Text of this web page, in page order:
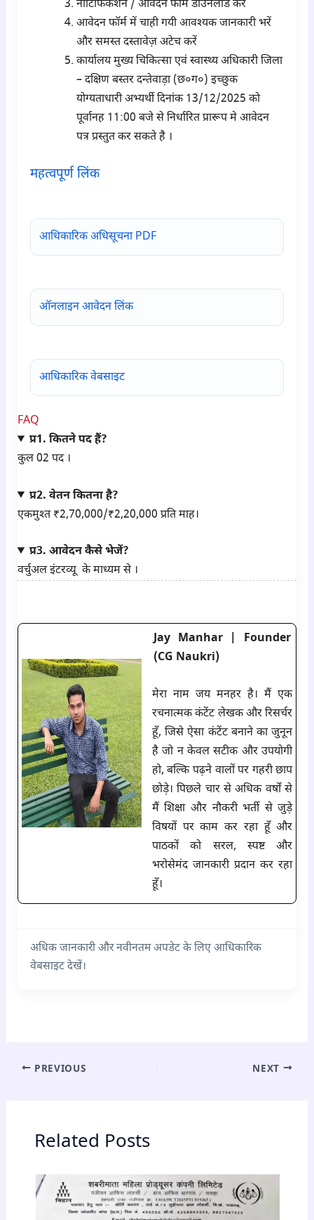
नोटिफिकेशन / आवेदन फॉर्म डाउनलोड करें
आवेदन फॉर्म में चाही गयी आवश्यक जानकारी भरें
और समस्त दस्तावेज़ अटेच करें
कार्यालय मुख्य चिकित्सा एवं स्वास्थ्य अधिकारी जिला
– दक्षिण बस्तर दन्तेवाड़ा (छ०ग०) इच्छुक
योग्यताधारी अभ्यर्थी दिनांक 13/12/2025 को
पूर्वानह 11:00 बजे से निर्धारित प्रारूप मे आवेदन
पत्र प्रस्तुत कर सकते है ।
महत्वपूर्ण लिंक
आधिकारिक अधिसूचना PDF
ऑनलाइन आवेदन लिंक
आधिकारिक वेबसाइट
FAQ
प्र1. कितने पद हैं?
कुल 02 पद ।
प्र2. वेतन कितना है?
एकमुश्त ₹2,70,000/₹2,20,000 प्रति माह।
प्र3. आवेदन कैसे भेजें?
वर्चुअल इंटरव्यू के माध्यम से ।
Jay Manhar | Founder
(CG Naukri)
मेरा नाम जय मनहर है। मैं एक
रचनात्मक कंटेंट लेखक और रिसर्चर
हूँ, जिसे ऐसा कंटेंट बनाने का जुनून
है जो न केवल सटीक और उपयोगी
हो, बल्कि पढ़ने वालों पर गहरी छाप
छोड़े। पिछले चार से अधिक वर्षों से
मैं शिक्षा और नौकरी भर्ती से जुड़े
विषयों पर काम कर रहा हूँ और
पाठकों को सरल, स्पष्ट और
भरोसेमंद जानकारी प्रदान कर रहा
हूँ।
अधिक जानकारी और नवीनतम अपडेट के लिए आधिकारिक
वेबसाइट देखें।
PREVIOUS NEXT
Related Posts